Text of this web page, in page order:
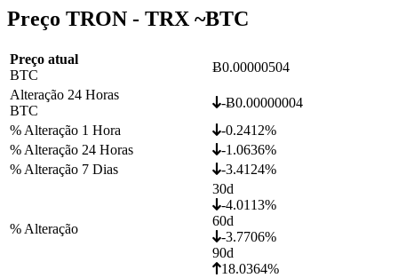
Preço TRON - TRX ~BTC
Preço atual
BTC
Ƀ0.00000504
Alteração 24 Horas
BTC
-Ƀ0.00000004
% Alteração 1 Hora
-0.2412%
% Alteração 24 Horas
-1.0636%
% Alteração 7 Dias
-3.4124%
% Alteração
30d
-4.0113%
60d
-3.7706%
90d
18.0364%